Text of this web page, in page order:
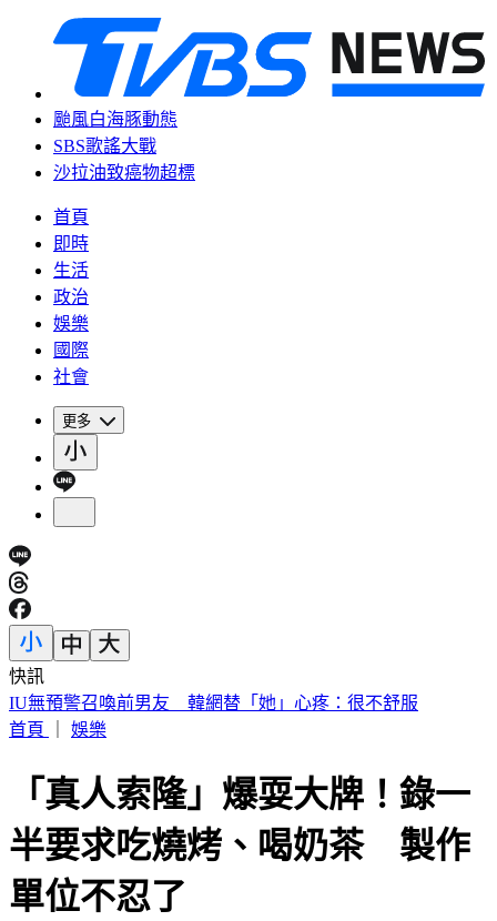
颱風白海豚動態
SBS歌謠大戰
沙拉油致癌物超標
首頁
即時
生活
政治
娛樂
國際
社會
更多
快訊
中國出入境新規將上路 陸委會曝「這類人」最危險
首頁
娛樂
「真人索隆」爆耍大牌！錄一
半要求吃燒烤、喝奶茶 製作
單位不忍了